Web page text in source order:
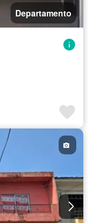
Departamento